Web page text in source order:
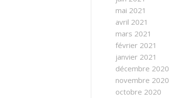
mai 2021
avril 2021
mars 2021
février 2021
janvier 2021
décembre 2020
novembre 2020
octobre 2020